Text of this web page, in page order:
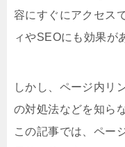
容にすぐにアクセス
ィやSEOにも効果が
しかし、ページ内リ
の対処法などを知ら
この記事では、ペー